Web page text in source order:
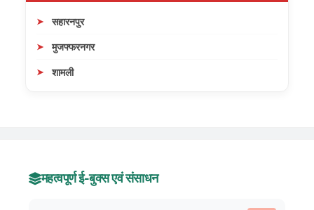
सहारनपुर
मुजफ्फरनगर
शामली
महत्वपूर्ण ई-बुक्स एवं संसाधन